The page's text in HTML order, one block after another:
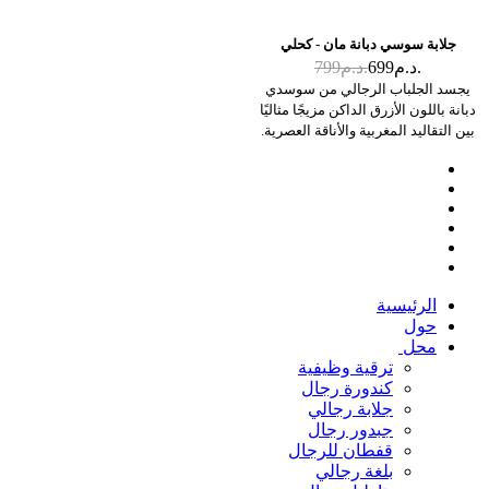
جلابة سوسي دبانة مان - كحلي
799 د.م.699 د.م.
يجسد الجلباب الرجالي من سوسدي
دبانة باللون الأزرق الداكن مزيجًا مثاليًا
بين التقاليد المغربية والأناقة العصرية.
الراحة، وهو مثالي لإبراز أناقتك في أي
الرئيسية
حول
محل
ترقية وظيفية
كندورة رجال
جلابة رجالي
جبدور رجال
قفطان للرجال
بلغة رجالي